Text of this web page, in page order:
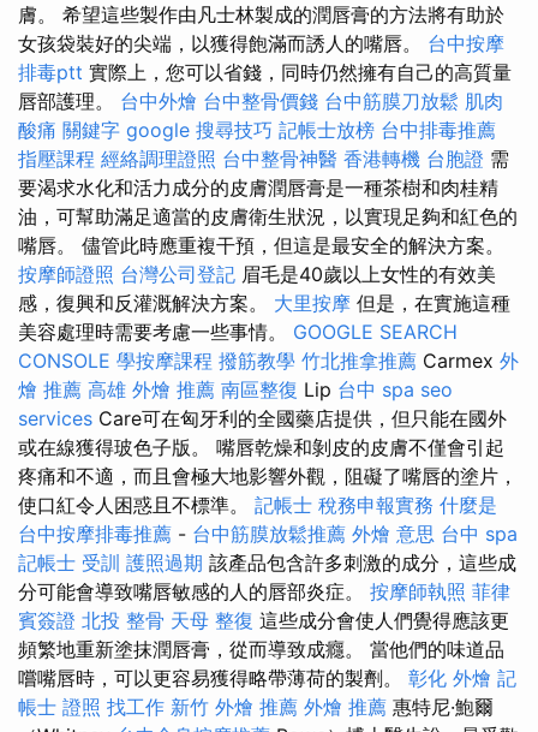
膚。 希望這些製作由凡士林製成的潤唇膏的方法將有助於
女孩袋裝好的尖端，以獲得飽滿而誘人的嘴唇。 台中按摩
排毒ptt 實際上，您可以省錢，同時仍然擁有自己的高質量
唇部護理。 台中外燴 台中整骨價錢 台中筋膜刀放鬆 肌肉
酸痛 關鍵字 google 搜尋技巧 記帳士放榜 台中排毒推薦
指壓課程 經絡調理證照 台中整骨神醫 香港轉機 台胞證 需
要渴求水化和活力成分的皮膚潤唇膏是一種茶樹和肉桂精
油，可幫助滿足適當的皮膚衛生狀況，以實現足夠和紅色的
嘴唇。 儘管此時應重複干預，但這是最安全的解決方案。
按摩師證照 台灣公司登記 眉毛是40歲以上女性的有效美
感，復興和反灌溉解決方案。 大里按摩 但是，在實施這種
美容處理時需要考慮一些事情。 GOOGLE SEARCH
CONSOLE 學按摩課程 撥筋教學 竹北推拿推薦 Carmex 外
燴 推薦 高雄 外燴 推薦 南區整復 Lip 台中 spa seo
services Care可在匈牙利的全國藥店提供，但只能在國外
或在線獲得玻色子版。 嘴唇乾燥和剝皮的皮膚不僅會引起
疼痛和不適，而且會極大地影響外觀，阻礙了嘴唇的塗片，
使口紅令人困惑且不標準。 記帳士 稅務申報實務 什麼是
台中按摩排毒推薦 - 台中筋膜放鬆推薦 外燴 意思 台中 spa
記帳士 受訓 護照過期 該產品包含許多刺激的成分，這些成
分可能會導致嘴唇敏感的人的唇部炎症。 按摩師執照 菲律
賓簽證 北投 整骨 天母 整復 這些成分會使人們覺得應該更
頻繁地重新塗抹潤唇膏，從而導致成癮。 當他們的味道品
嚐嘴唇時，可以更容易獲得略帶薄荷的製劑。 彰化 外燴 記
帳士 證照 找工作 新竹 外燴 推薦 外燴 推薦 惠特尼·鮑爾